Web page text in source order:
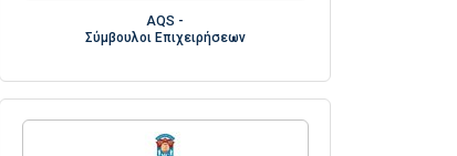
AQS -
Σύμβουλοι Επιχειρήσεων